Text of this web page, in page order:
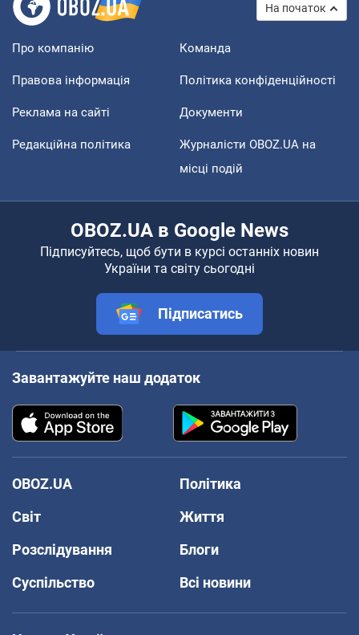
На початок
Про компанію Команда
Правова інформація Політика конфіденційності
Реклама на сайті Документи
Редакційна політика
Журналісти OBOZ.UA на
місці подій
OBOZ.UA в Google News
Підписуйтесь, щоб бути в курсі останніх новин
України та світу сьогодні
Підписатись
Завантажуйте наш додаток
OBOZ.UA
Політика
Світ
Життя
Розслідування
Блоги
Суспільство
Всі новини